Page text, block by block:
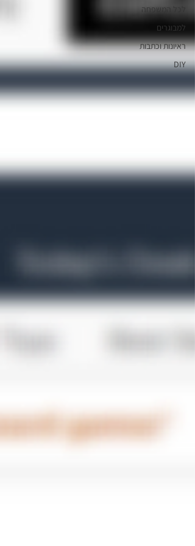
לכל המשפחה
למבוגרים
ראיונות וכתבות
DIY